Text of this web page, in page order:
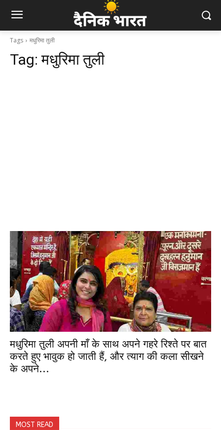
Tags मधुरिमा तुली
Tag:मधुरिमा तुली
मधुरिमा तुली अपनी माँ के साथ अपने गहरे रिश्ते पर बात
करते हुए भावुक हो जाती हैं, और त्याग की कला सीखने
के अपने...
MOST READ